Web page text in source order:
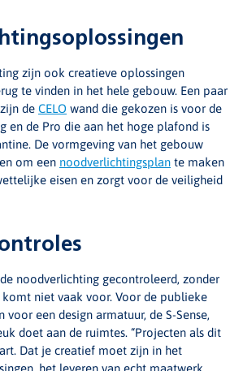
zijn ook creatieve oplossingen
te vinden in het hele gebouw. Een paar
de CELO wand die gekozen is voor de
en de Pro die aan het hoge plafond is
De vormgeving van het gebouw
om een noodverlichtingsplan te maken
eisen en zorgt voor de veiligheid
noodverlichting gecontroleerd, zonder
niet vaak voor. Voor de publieke
voor een design armatuur, de S-Sense,
doet aan de ruimtes. “Projecten als dit
Dat je creatief moet zijn in het
het leveren van echt maatwerk